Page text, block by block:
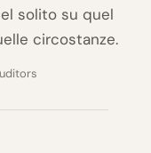
solito su quel
circostanze.